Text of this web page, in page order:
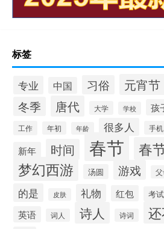
标签
专业 中国 习俗 元宵节
冬季 唐代 大学 学校 孩
工作 年初 年龄 很多人 手机
新年 时间 春节 春
梦幻西游 汤圆 游戏
的是 皮肤 礼物 红包 考试
英语 词人 诗人 诗词